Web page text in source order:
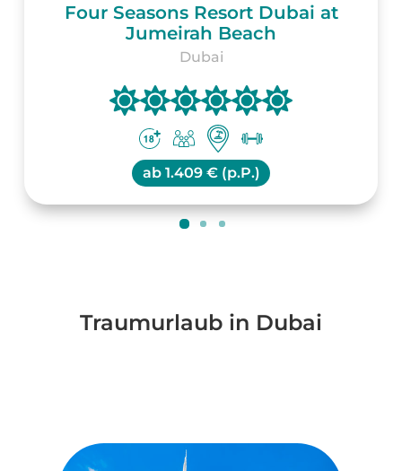
Four Seasons Resort Dubai at
Jumeirah Beach
Dubai
ab 1.409 € (p.P.)
Traumurlaub in Dubai